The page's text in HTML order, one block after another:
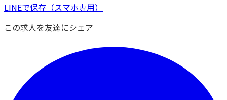
LINEで保存 （スマホ専用）
この求人を友達にシェア